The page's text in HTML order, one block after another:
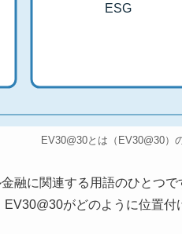
ESG
EV30@30とは（EV30@30）
融に関連する用語のひとつ
がどのように位置付